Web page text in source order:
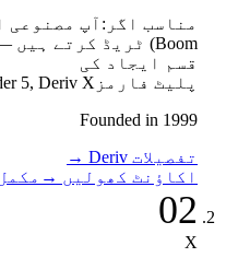
مناسب اگر:
قسم ایجاد کی
پلیٹ فارمز 5, Deriv X
Founded in 1999
تفصیلات Deriv
→
اکاؤنٹ کھولیں →
02
X